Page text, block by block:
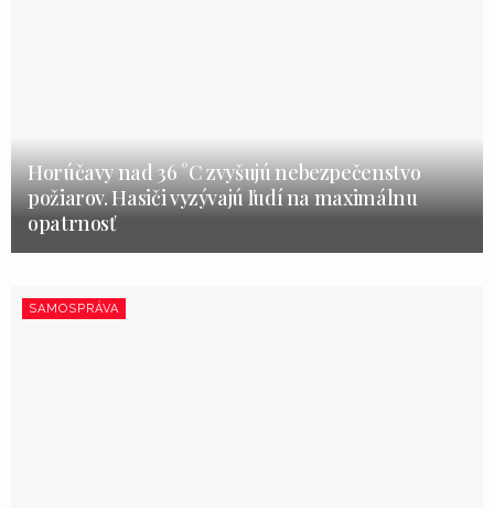
Horúčavy nad 36 °C zvyšujú nebezpečenstvo
požiarov. Hasiči vyzývajú ľudí na maximálnu
opatrnosť
SAMOSPRÁVA